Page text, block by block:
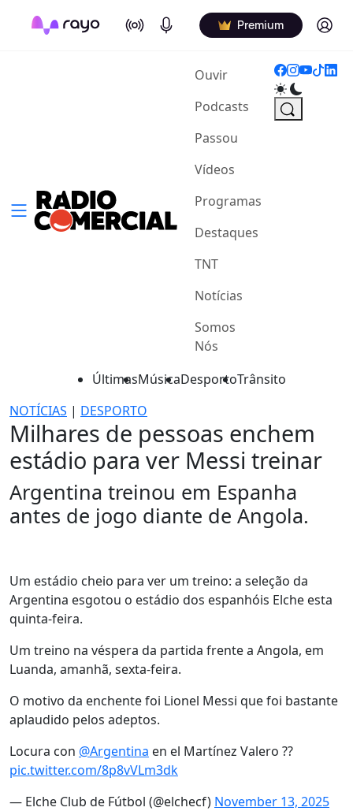
On Air Podcasts Premium Log in
Ouvir(current)
Podcasts
Passou
Vídeos
Programas
Destaques
TNT
Notícias
Somos
Nós
ÚltimasMúsicaDesportoTrânsito
NOTÍCIAS | DESPORTO
Milhares de pessoas enchem
estádio para ver Messi treinar
Argentina treinou em Espanha
antes de jogo diante de Angola.
Um estádio cheio para ver um treino: a seleção da
Argentina esgotou o estádio dos espanhóis Elche esta
quinta-feira.
Um treino na véspera da partida frente a Angola, em
Luanda, amanhã, sexta-feira.
O motivo da enchente foi Lionel Messi que foi bastante
aplaudido pelos adeptos.
Locura con @Argentina en el Martínez Valero ??
pic.twitter.com/8p8vVLm3dk
— Elche Club de Fútbol (@elchecf) November 13, 2025